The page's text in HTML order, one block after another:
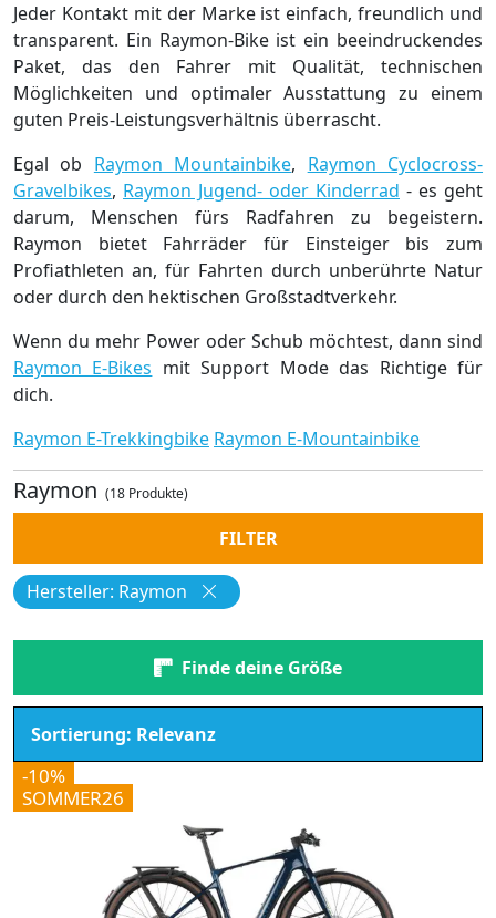
Jeder Kontakt mit der Marke ist einfach, freundlich und
transparent. Ein Raymon-Bike ist ein beeindruckendes
Paket, das den Fahrer mit Qualität, technischen
Möglichkeiten und optimaler Ausstattung zu einem
guten Preis-Leistungsverhältnis überrascht.
Egal ob Raymon Mountainbike, Raymon Cyclocross-
Gravelbikes, Raymon Jugend- oder Kinderrad - es geht
darum, Menschen fürs Radfahren zu begeistern.
Raymon bietet Fahrräder für Einsteiger bis zum
Profiathleten an, für Fahrten durch unberührte Natur
oder durch den hektischen Großstadtverkehr.
Wenn du mehr Power oder Schub möchtest, dann sind
Raymon E-Bikes mit Support Mode das Richtige für
dich.
Raymon E-Trekkingbike Raymon E-Mountainbike
Raymon (18 Produkte)
FILTER
Hersteller: Raymon
Finde deine Größe
-10%
SOMMER26